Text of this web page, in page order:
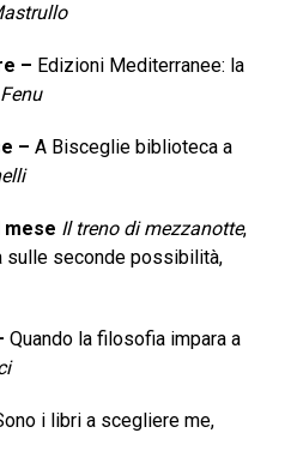
– Edizioni Mediterranee: la
– A Bisceglie biblioteca a
mese Il treno di mezzanotte,
sulle seconde possibilità,
Quando la filosofia impara a
i libri a scegliere me,